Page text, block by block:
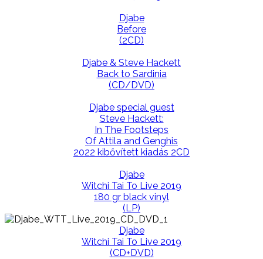
Djabe
Before
(2CD)
Djabe & Steve Hackett
Back to Sardinia
(CD/DVD)
Djabe special guest
Steve Hackett:
In The Footsteps
Of Attila and Genghis
2022 kibővített kiadás 2CD
Djabe
Witchi Tai To Live 2019
180 gr black vinyl
(LP)
Djabe
Witchi Tai To Live 2019
(CD+DVD)